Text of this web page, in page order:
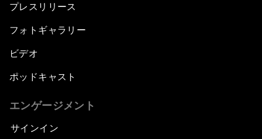
プレスリリース
フォトギャラリー
ビデオ
ポッドキャスト
エンゲージメント
サインイン